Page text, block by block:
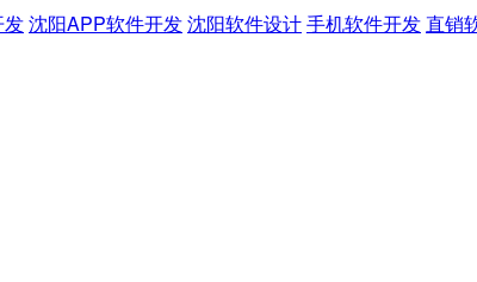
发沈阳APP软件开发沈阳软件设计手机软件开发直销